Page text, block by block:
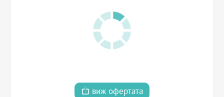
виж офертата